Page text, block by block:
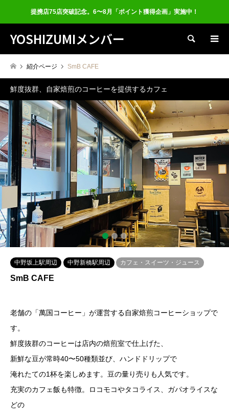
提携店75店突破記念。6〜8月「ポイント獲得企画」実施中！
YOSHIZUMIメンバー 検索
紹介ページ SmB CAFE
鮮度抜群、自家焙煎のコーヒーを提供するカフェ
1 3
中野坂上駅周辺 中野新橋駅周辺 カフェ・スイーツ・ジュース
SmB CAFE
老舗の「萬国コーヒー」が運営する自家焙煎コーヒーショップで
す。
鮮度抜群のコーヒーは店内の焙煎室で仕上げた、
新鮮な豆が常時40〜50種類並び、ハンドドリップで
淹れたての1杯を楽しめます。豆の量り売りも人気です。
充実のカフェ飯も特徴。ロコモコやタコライス、ガパオライスな
どの